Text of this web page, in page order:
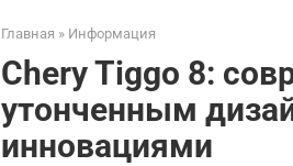
Главная » Информация
Chery Tiggo 8:
утонченным
инновациями